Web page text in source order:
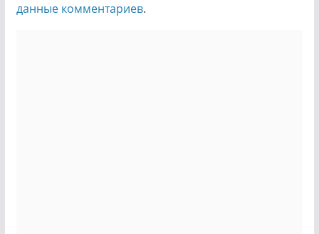
данные комментариев.